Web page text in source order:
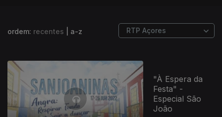
ordem: recentes a-z
"À Espera da
Festa" -
Especial São
João